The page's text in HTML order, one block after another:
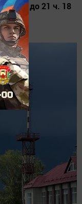
июня до 21 ч. 18